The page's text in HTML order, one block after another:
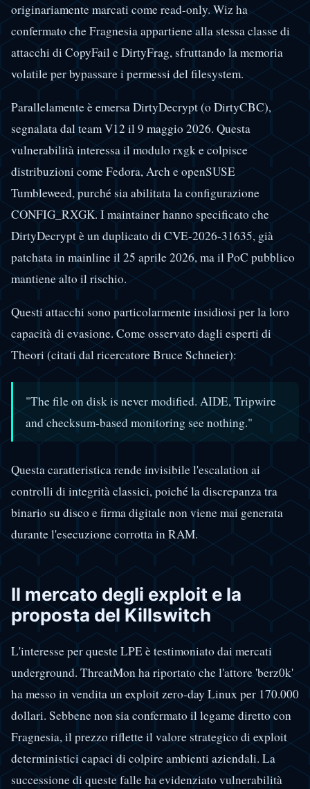
originariamente marcati come read-only. Wiz ha
confermato che Fragnesia appartiene alla stessa classe di
attacchi di CopyFail e DirtyFrag, sfruttando la memoria
volatile per bypassare i permessi del filesystem.
Parallelamente è emersa DirtyDecrypt (o DirtyCBC),
segnalata dal team V12 il 9 maggio 2026. Questa
vulnerabilità interessa il modulo rxgk e colpisce
distribuzioni come Fedora, Arch e openSUSE
Tumbleweed, purché sia abilitata la configurazione
CONFIG_RXGK. I maintainer hanno specificato che
DirtyDecrypt è un duplicato di CVE-2026-31635, già
patchata in mainline il 25 aprile 2026, ma il PoC pubblico
mantiene alto il rischio.
Questi attacchi sono particolarmente insidiosi per la loro
capacità di evasione. Come osservato dagli esperti di
Theori (citati dal ricercatore Bruce Schneier):
"The file on disk is never modified. AIDE, Tripwire
and checksum-based monitoring see nothing."
Questa caratteristica rende invisibile l'escalation ai
controlli di integrità classici, poiché la discrepanza tra
binario su disco e firma digitale non viene mai generata
durante l'esecuzione corrotta in RAM.
Il mercato degli exploit e la
proposta del Killswitch
L'interesse per queste LPE è testimoniato dai mercati
underground. ThreatMon ha riportato che l'attore 'berz0k'
ha messo in vendita un exploit zero-day Linux per 170.000
dollari. Sebbene non sia confermato il legame diretto con
Fragnesia, il prezzo riflette il valore strategico di exploit
deterministici capaci di colpire ambienti aziendali. La
successione di queste falle ha evidenziato vulnerabilità